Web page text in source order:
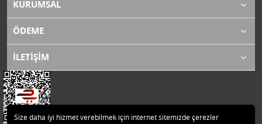
KURUMSAL
ÖDEME
İLETİŞİM
Size daha iyi hizmet verebilmek için internet sitemizde çerezler